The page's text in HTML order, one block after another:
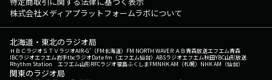
株式会社メディアプラットフォームラボについて
北海道・東北のラジオ局
ＨＢＣラジオＳＴＶラジオAIR-G'（FM北海道） FM NORTH WAVEＲＡＢ青森放送エフエム青森
IBCラジオエフエム岩手tbcラジオDate fm（エフエム仙台） ABSラジオエフエム秋田YBC山形放送
Rhythm Station エフエム山形RFCラジオ福島ふくしまFMNHK AM（札幌） NHK AM（仙台）
関東のラジオ局